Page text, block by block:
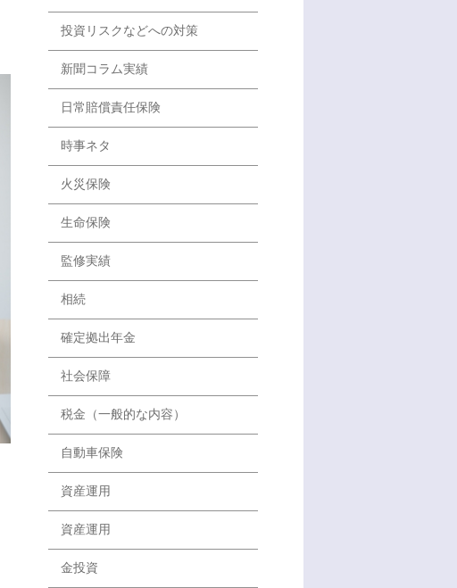
投資リスクなどへの対策
新聞コラム実績
日常賠償責任保険
時事ネタ
火災保険
生命保険
監修実績
相続
確定拠出年金
社会保障
税金（一般的な内容）
自動車保険
資産運用
資産運用
金投資